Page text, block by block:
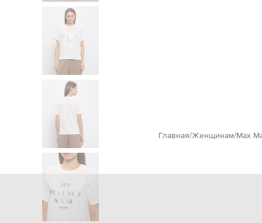
Главная Женщинам Max